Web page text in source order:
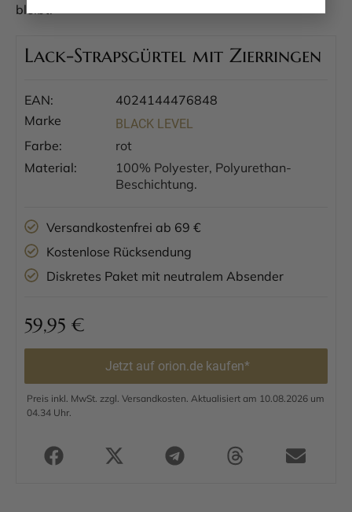
bleibt.
Lack-Strapsgürtel mit Zierringen
EAN:
4024144476848
Marke
BLACK LEVEL
Farbe:
rot
Material:
100% Polyester, Polyurethan-
Beschichtung.
Versandkostenfrei ab 69 €
Kostenlose Rücksendung
Diskretes Paket mit neutralem Absender
59,95 €
Jetzt auf orion.de kaufen*
Preis inkl. MwSt. zzgl. Versandkosten. Aktualisiert am 10.08.2026 um
04.34 Uhr.